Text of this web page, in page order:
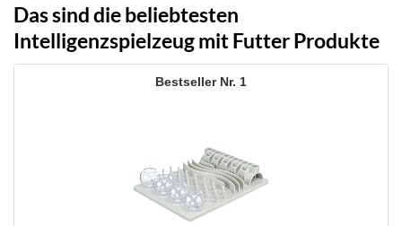
Das sind die beliebtesten
Intelligenzspielzeug mit Futter Produkte
1